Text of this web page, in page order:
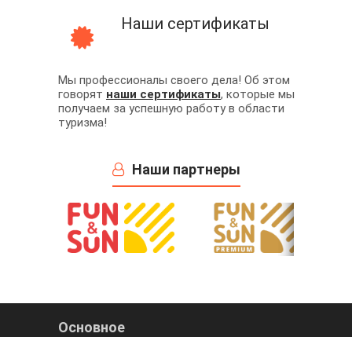
Наши сертификаты
Мы профессионалы своего дела! Об этом
говорят наши сертификаты, которые мы
получаем за успешную работу в области
туризма!
Наши партнеры
Основное